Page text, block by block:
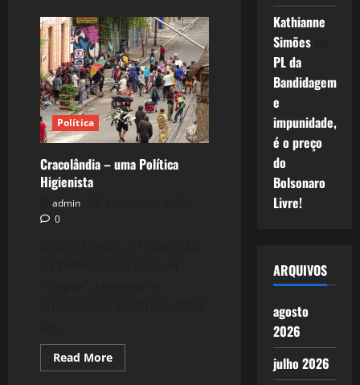
As
Lições
Eleitorais
de
Um
Processo
Contraditório,
Sem
Vitória
ou
Derrota!
Política
Cracolândia – uma Política
Higienista
admin
0
Read MoreRead
more
Kathianne
Simõesem
PL da
Bandidagem
e
impunidade,
é o preço
do
Bolsonaro
Livre!
ARQUIVOS
agosto
2026
julho 2026